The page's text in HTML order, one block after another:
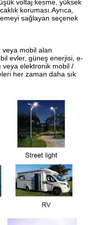
voltaj kesme, yüksek
koruması.Ayrıca,
sağlayan seçenek
veya mobil alan
evler, güneş enerjisi, e-
veya elektronik mobil /
her zaman daha sık